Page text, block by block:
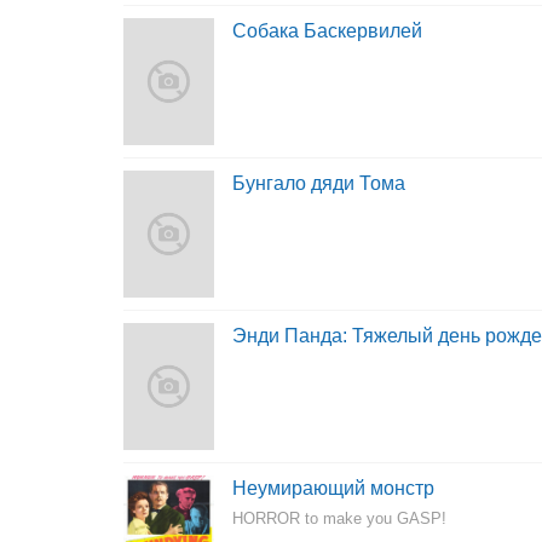
Собака Баскервилей
Бунгало дяди Тома
Энди Панда: Тяжелый день
Неумирающий монстр
HORROR to make you GASP!